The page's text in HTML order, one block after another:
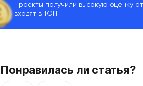
Проекты получили высокую оценку
входят в ТОП
Понравилась ли статья?